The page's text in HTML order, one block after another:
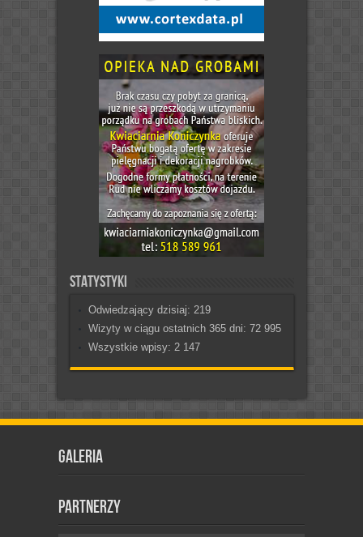
Statystyki
Odwiedzający dzisiaj: 219
Wizyty w ciągu ostatnich 365 dni: 72 995
Wszystkie wpisy: 2 147
Galeria
Partnerzy